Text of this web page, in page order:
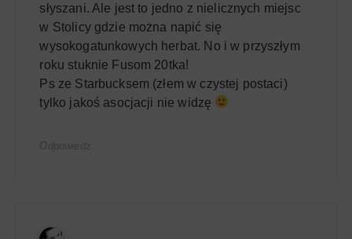
słyszani. Ale jest to jedno z nielicznych miejsc
w Stolicy gdzie można napić się
wysokogatunkowych herbat. No i w przyszłym
roku stuknie Fusom 20tka!
Ps ze Starbucksem (złem w czystej postaci)
tylko jakoś asocjacji nie widzę